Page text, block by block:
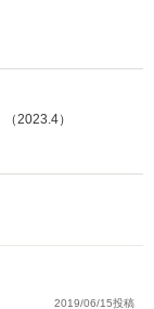
:13.3～
└高速道
4WD
2023.4）
2019/06/15投稿